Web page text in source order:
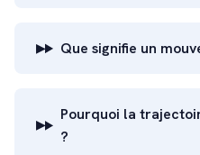
Que signifie un
Pourquoi la
?